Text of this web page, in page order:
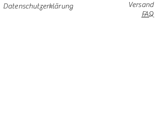
Datenschutzerklärung
Versand
FAQ